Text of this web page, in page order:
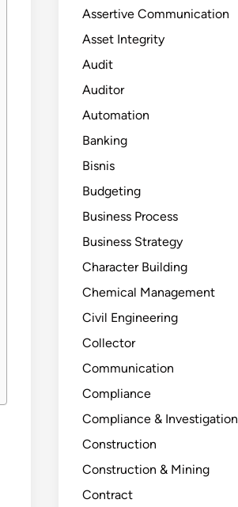
Assertive Communication
Asset Integrity
Audit
Auditor
Automation
Banking
Bisnis
Budgeting
Business Process
Business Strategy
Character Building
Chemical Management
Civil Engineering
Collector
Communication
Compliance
Compliance & Investigation
Construction
Construction & Mining
Contract